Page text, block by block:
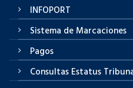
INFOPORT
Sistema de Marcaciones
Pagos
Consultas Estatus